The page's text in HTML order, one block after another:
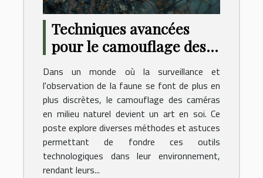
Techniques avancées
pour le camouflage des
caméras en milieu
naturel
Dans un monde où la surveillance et
l'observation de la faune se font de plus en
plus discrètes, le camouflage des caméras
en milieu naturel devient un art en soi. Ce
poste explore diverses méthodes et astuces
permettant de fondre ces outils
technologiques dans leur environnement,
rendant leurs...